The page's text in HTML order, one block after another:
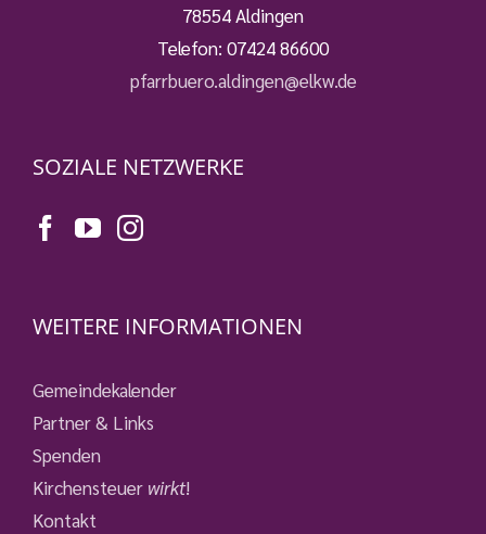
78554 Aldingen
Telefon: 07424 86600
pfarrbuero.aldingen@elkw.de
SOZIALE NETZWERKE
WEITERE INFORMATIONEN
Gemeindekalender
Partner & Links
Spenden
Kirchensteuer wirkt!
Kontakt